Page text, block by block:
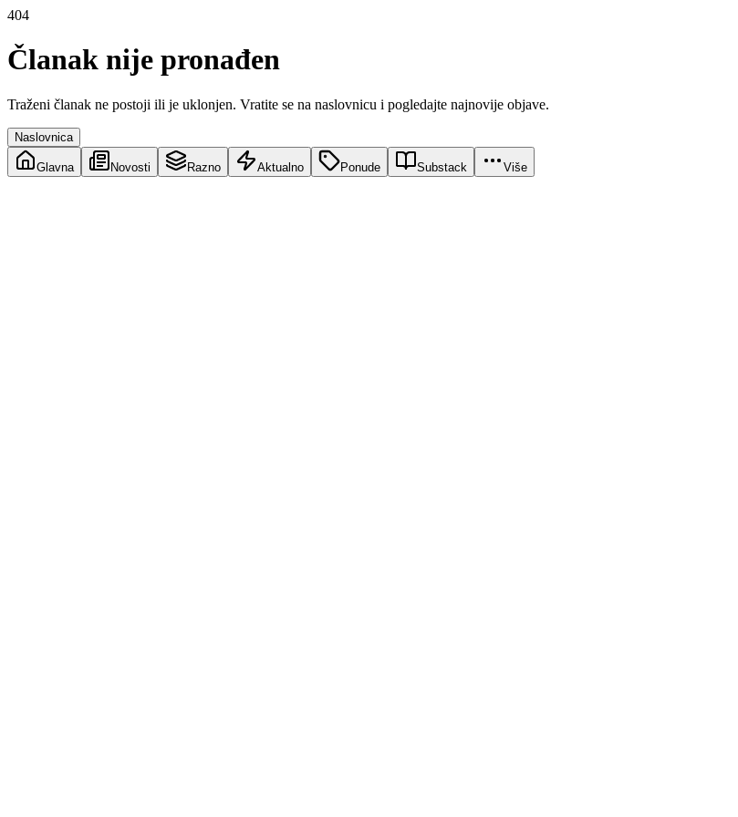
404
Članak nije pronađen
Traženi članak ne postoji ili je uklonjen. Vratite se na naslovnicu i pogledajte najnovije objave.
Naslovnica
Glavna Novosti Razno Aktualno Ponude Substack Više